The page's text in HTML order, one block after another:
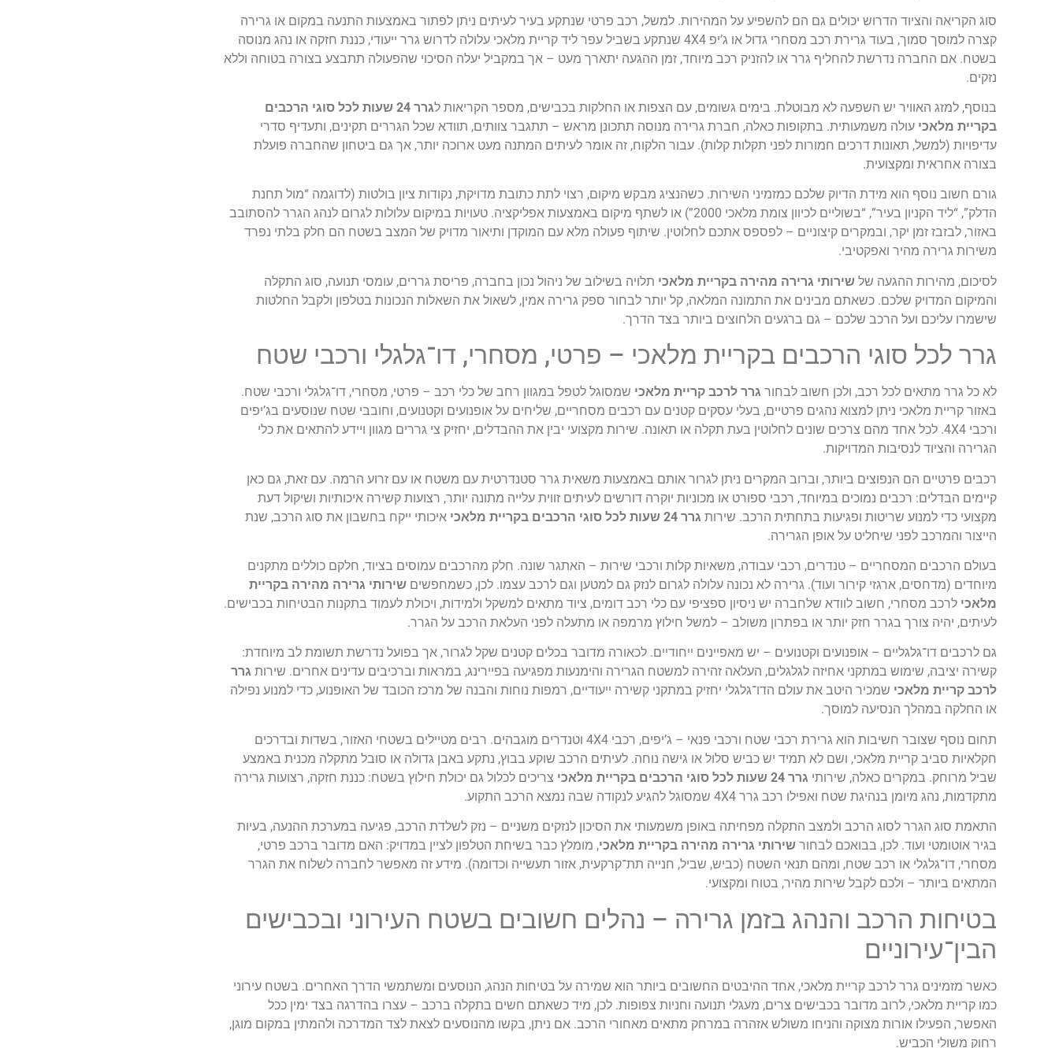
סוג הקריאה והציוד הדרוש יכולים גם הם להשפיע על המהירות. למשל, רכב פרטי שנתקע בעיר לעיתים ניתן לפתור באמצעות התנעה במקום או גרירה
קצרה למוסך סמוך, בעוד גרירת רכב מסחרי גדול או ג’יפ 4X4 שנתקע בשביל עפר ליד קריית מלאכי עלולה לדרוש גרר ייעודי, כננת חזקה או נהג מנוסה
בשטח. אם החברה נדרשת להחליף גרר או להזניק רכב מיוחד, זמן ההגעה יתארך מעט – אך במקביל יעלה הסיכוי שהפעולה תתבצע בצורה בטוחה וללא
נזקים.
בנוסף, למזג האוויר יש השפעה לא מבוטלת. בימים גשומים, עם הצפות או החלקות בכבישים, מספר הקריאות ל
גרר 24 שעות לכל סוגי הרכבים
בקריית מלאכי עולה משמעותית. בתקופות כאלה, חברת גרירה מנוסה תתכונן מראש – תתגבר צוותים, תוודא שכל הגררים תקינים, ותעדיף סדרי
עדיפויות (למשל, תאונות דרכים חמורות לפני תקלות קלות). עבור הלקוח, זה אומר לעיתים המתנה מעט ארוכה יותר, אך גם ביטחון שהחברה פועלת
בצורה אחראית ומקצועית.
גורם חשוב נוסף הוא מידת הדיוק שלכם כמזמיני השירות. כשהנציג מבקש מיקום, רצוי לתת כתובת מדויקת, נקודות ציון בולטות (לדוגמה “מול תחנת
הדלק”, “ליד הקניון בעיר”, “בשוליים לכיוון צומת מלאכי 2000”) או לשתף מיקום באמצעות אפליקציה. טעויות במיקום עלולות לגרום לנהג הגרר להסתובב
באזור, לבזבז זמן יקר, ובמקרים קיצוניים – לפספס אתכם לחלוטין. שיתוף פעולה מלא עם המוקדן ותיאור מדויק של המצב בשטח הם חלק בלתי נפרד
משירות גרירה מהיר ואפקטיבי.
לסיכום, מהירות ההגעה של שירותי גרירה מהירה בקריית מלאכי תלויה בשילוב של ניהול נכון בחברה, פריסת גררים, עומסי תנועה, סוג התקלה
והמיקום המדויק שלכם. כשאתם מבינים את התמונה המלאה, קל יותר לבחור ספק גרירה אמין, לשאול את השאלות הנכונות בטלפון ולקבל החלטות
שישמרו עליכם ועל הרכב שלכם – גם ברגעים הלחוצים ביותר בצד הדרך.
גרר לכל סוגי הרכבים בקריית מלאכי – פרטי, מסחרי, דו־גלגלי ורכבי שטח
לא כל גרר מתאים לכל רכב, ולכן חשוב לבחור גרר לרכב קריית מלאכי שמסוגל לטפל במגוון רחב של כלי רכב – פרטי, מסחרי, דו־גלגלי ורכבי שטח.
באזור קריית מלאכי ניתן למצוא נהגים פרטיים, בעלי עסקים קטנים עם רכבים מסחריים, שליחים על אופנועים וקטנועים, וחובבי שטח שנוסעים בג’יפים
ורכבי 4X4. לכל אחד מהם צרכים שונים לחלוטין בעת תקלה או תאונה. שירות מקצועי יבין את ההבדלים, יחזיק צי גררים מגוון ויידע להתאים את כלי
הגרירה והציוד לנסיבות המדויקות.
רכבים פרטיים הם הנפוצים ביותר, וברוב המקרים ניתן לגרור אותם באמצעות משאית גרר סטנדרטית עם משטח או עם זרוע הרמה. עם זאת, גם כאן
קיימים הבדלים: רכבים נמוכים במיוחד, רכבי ספורט או מכוניות יוקרה דורשים לעיתים זווית עלייה מתונה יותר, רצועות קשירה איכותיות ושיקול דעת
מקצועי כדי למנוע שריטות ופגיעות בתחתית הרכב. שירות גרר 24 שעות לכל סוגי הרכבים בקריית מלאכי
איכותי ייקח בחשבון את סוג הרכב, שנת
הייצור והמרכב לפני שיחליט על אופן הגרירה.
בעולם הרכבים המסחריים – טנדרים, רכבי עבודה, משאיות קלות ורכבי שירות – האתגר שונה. חלק מהרכבים עמוסים בציוד, חלקם כוללים מתקנים
מיוחדים (מדחסים, ארגזי קירור ועוד). גרירה לא נכונה עלולה לגרום לנזק גם למטען וגם לרכב עצמו. לכן, כשמחפשים שירותי גרירה מהירה בקריית
מלאכי לרכב מסחרי, חשוב לוודא שלחברה יש ניסיון ספציפי עם כלי רכב דומים, ציוד מתאים למשקל ולמידות, ויכולת לעמוד בתקנות הבטיחות בכבישים.
לעיתים, יהיה צורך בגרר חזק יותר או בפתרון משולב – למשל חילוץ מרמפה או מתעלה לפני העלאת הרכב על הגרר.
גם לרכבים דו־גלגליים – אופנועים וקטנועים – יש מאפיינים ייחודיים. לכאורה מדובר בכלים קטנים שקל לגרור, אך בפועל נדרשת תשומת לב מיוחדת:
קשירה יציבה, שימוש במתקני אחיזה לגלגלים, העלאה זהירה למשטח הגרירה והימנעות מפגיעה בפיירינג, במראות וברכיבים עדינים אחרים. שירות גרר
לרכב קריית מלאכי שמכיר היטב את עולם הדו־גלגלי יחזיק במתקני קשירה ייעודיים, רמפות נוחות והבנה של מרכז הכובד של האופנוע, כדי למנוע נפילה
או החלקה במהלך הנסיעה למוסך.
תחום נוסף שצובר חשיבות הוא גרירת רכבי שטח ורכבי פנאי – ג’יפים, רכבי 4X4 וטנדרים מוגבהים. רבים מטיילים בשטחי האזור, בשדות ובדרכים
חקלאיות סביב קריית מלאכי, ושם לא תמיד יש כביש סלול או גישה נוחה. לעיתים הרכב שוקע בבוץ, נתקע באבן גדולה או סובל מתקלה מכנית באמצע
שביל מרוחק. במקרים כאלה, שירותי גרר 24 שעות לכל סוגי הרכבים בקריית מלאכי
צריכים לכלול גם יכולת חילוץ בשטח: כננת חזקה, רצועות גרירה
מתקדמות, נהג מיומן בנהיגת שטח ואפילו רכב גרר 4X4 שמסוגל להגיע לנקודה שבה נמצא הרכב התקוע.
התאמת סוג הגרר לסוג הרכב ולמצב התקלה מפחיתה באופן משמעותי את הסיכון לנזקים משניים – נזק לשלדת הרכב, פגיעה במערכת ההנעה, בעיות
בגיר אוטומטי ועוד. לכן, בבואכם לבחור שירותי גרירה מהירה בקריית מלאכי, מומלץ כבר בשיחת הטלפון לציין במדויק: האם מדובר ברכב פרטי,
מסחרי, דו־גלגלי או רכב שטח, ומהם תנאי השטח (כביש, שביל, חנייה תת־קרקעית, אזור תעשייה וכדומה). מידע זה מאפשר לחברה לשלוח את הגרר
המתאים ביותר – ולכם לקבל שירות מהיר, בטוח ומקצועי.
בטיחות הרכב והנהג בזמן גרירה – נהלים חשובים בשטח העירוני ובכבישים
הבין־עירוניים
כאשר מזמינים גרר לרכב קריית מלאכי, אחד ההיבטים החשובים ביותר הוא שמירה על בטיחות הנהג, הנוסעים ומשתמשי הדרך האחרים. בשטח עירוני
כמו קריית מלאכי, לרוב מדובר בכבישים צרים, מעגלי תנועה וחניות צפופות. לכן, מיד כשאתם חשים בתקלה ברכב – עצרו בהדרגה בצד ימין ככל
האפשר, הפעילו אורות מצוקה והניחו משולש אזהרה במרחק מתאים מאחורי הרכב. אם ניתן, בקשו מהנוסעים לצאת לצד המדרכה ולהמתין במקום מוגן,
רחוק משולי הכביש.